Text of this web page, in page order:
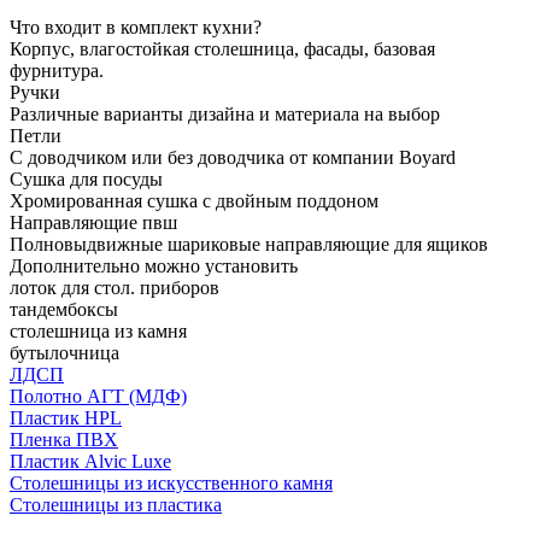
Что входит в комплект кухни?
Корпус, влагостойкая столешница, фасады, базовая
фурнитура.
Ручки
Различные варианты дизайна и материала на выбор
Петли
С доводчиком или без доводчика от компании Boyard
Сушка для посуды
Хромированная сушка с двойным поддоном
Направляющие пвш
Полновыдвижные шариковые направляющие для ящиков
Дополнительно можно установить
лоток для стол. приборов
тандембоксы
столешница из камня
бутылочница
ЛДСП
Полотно АГТ (МДФ)
Пластик HPL
Пленка ПВХ
Пластик Alvic Luxe
Столешницы из искусственного камня
Столешницы из пластика